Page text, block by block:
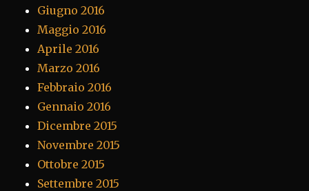
Giugno 2016
Maggio 2016
Aprile 2016
Marzo 2016
Febbraio 2016
Gennaio 2016
Dicembre 2015
Novembre 2015
Ottobre 2015
Settembre 2015